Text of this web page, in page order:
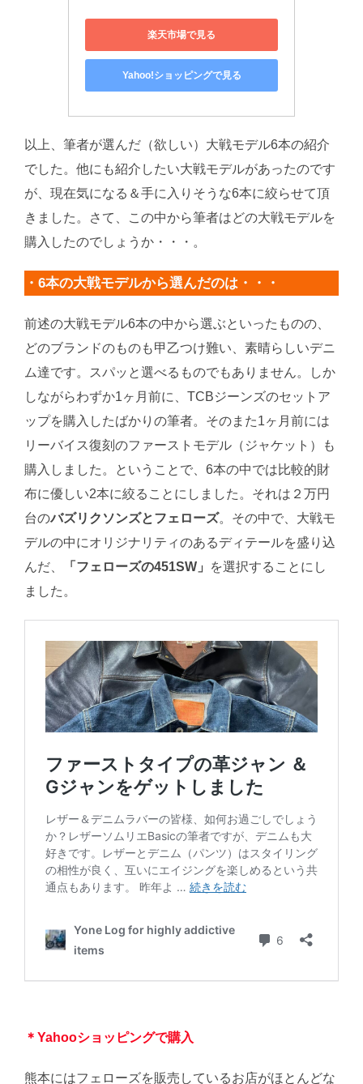
楽天市場で見る
Yahoo!ショッピングで見る
以上、筆者が選んだ（欲しい）大戦モデル6本の紹介
でした。他にも紹介したい大戦モデルがあったのです
が、現在気になる＆手に入りそうな6本に絞らせて頂
きました。さて、この中から筆者はどの大戦モデルを
購入したのでしょうか・・・。
・6本の大戦モデルから選んだのは・・・
前述の大戦モデル6本の中から選ぶといったものの、
どのブランドのものも甲乙つけ難い、素晴らしいデニ
ム達です。スパッと選べるものでもありません。しか
しながらわずか1ヶ月前に、TCBジーンズのセットア
ップを購入したばかりの筆者。そのまた1ヶ月前には
リーバイス復刻のファーストモデル（ジャケット）も
購入しました。ということで、6本の中では比較的財
布に優しい2本に絞ることにしました。それは２万円
台のバズリクソンズとフェローズ。その中で、大戦モ
デルの中にオリジナリティのあるディテールを盛り込
んだ、
「フェローズの451SW」
を選択することにし
ました。
＊Yahooショッピングで購入
熊本にはフェローズを販売しているお店がほとんどな